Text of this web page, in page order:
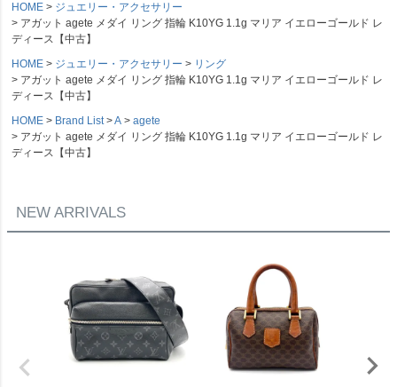
HOME
ジュエリー・アクセサリー
アガット agete メダイ リング 指輪 K10YG 1.1g マリア イエローゴールド レ
ディース【中古】
HOME
ジュエリー・アクセサリー
リング
アガット agete メダイ リング 指輪 K10YG 1.1g マリア イエローゴールド レ
ディース【中古】
HOME
Brand List A
agete
アガット agete メダイ リング 指輪 K10YG 1.1g マリア イエローゴールド レ
ディース【中古】
NEW ARRIVALS